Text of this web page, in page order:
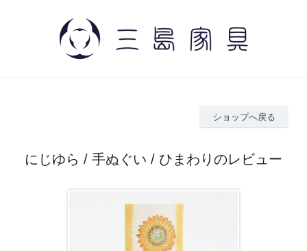
ショップへ戻る
にじゆら / 手ぬぐい / ひまわりのレビュー